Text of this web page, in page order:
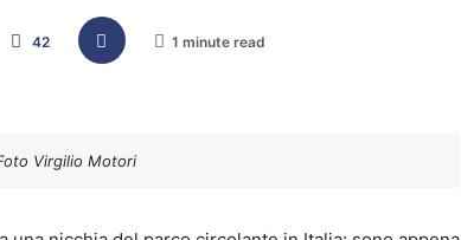
42 1 minute read
Virgilio Motori